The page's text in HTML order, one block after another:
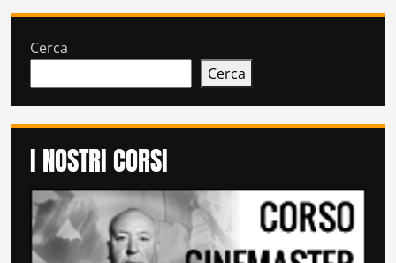
Cerca
Cerca
I NOSTRI CORSI